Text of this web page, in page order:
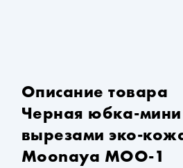
Описание товара
Черная юбка-мини
вырезами эко-
Moonaya MOO-1